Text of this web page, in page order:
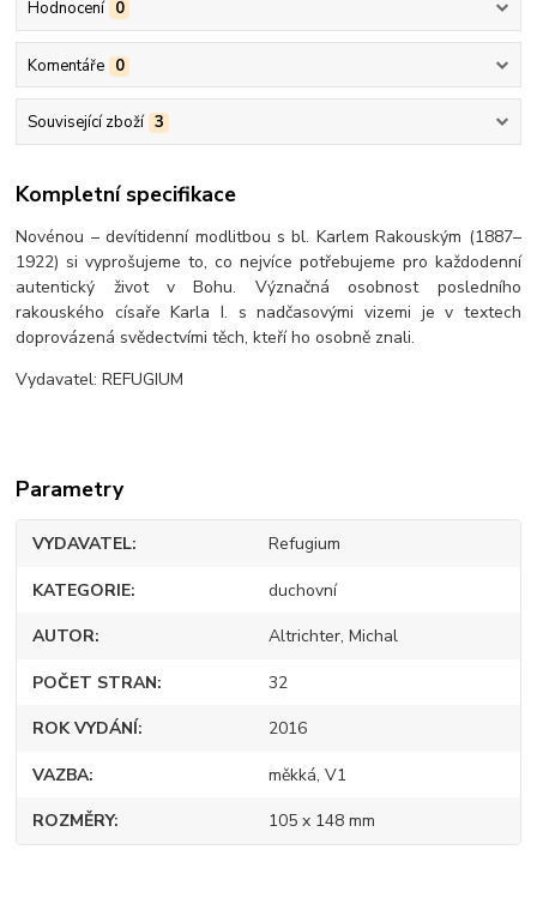
Hodnocení 0
Komentáře 0
Související zboží 3
Kompletní specifikace
Novénou – devítidenní modlitbou s bl. Karlem Rakouským (1887–
1922) si vyprošujeme to, co nejvíce potřebujeme pro každodenní
autentický život v Bohu. Význačná osobnost posledního
rakouského císaře Karla I. s nadčasovými vizemi je v textech
doprovázená svědectvími těch, kteří ho osobně znali.
Vydavatel: REFUGIUM
Parametry
VYDAVATEL Refugium
KATEGORIE duchovní
AUTOR Altrichter, Michal
POČET STRAN 32
ROK VYDÁNÍ 2016
VAZBA měkká, V1
ROZMĚRY 105 x 148 mm